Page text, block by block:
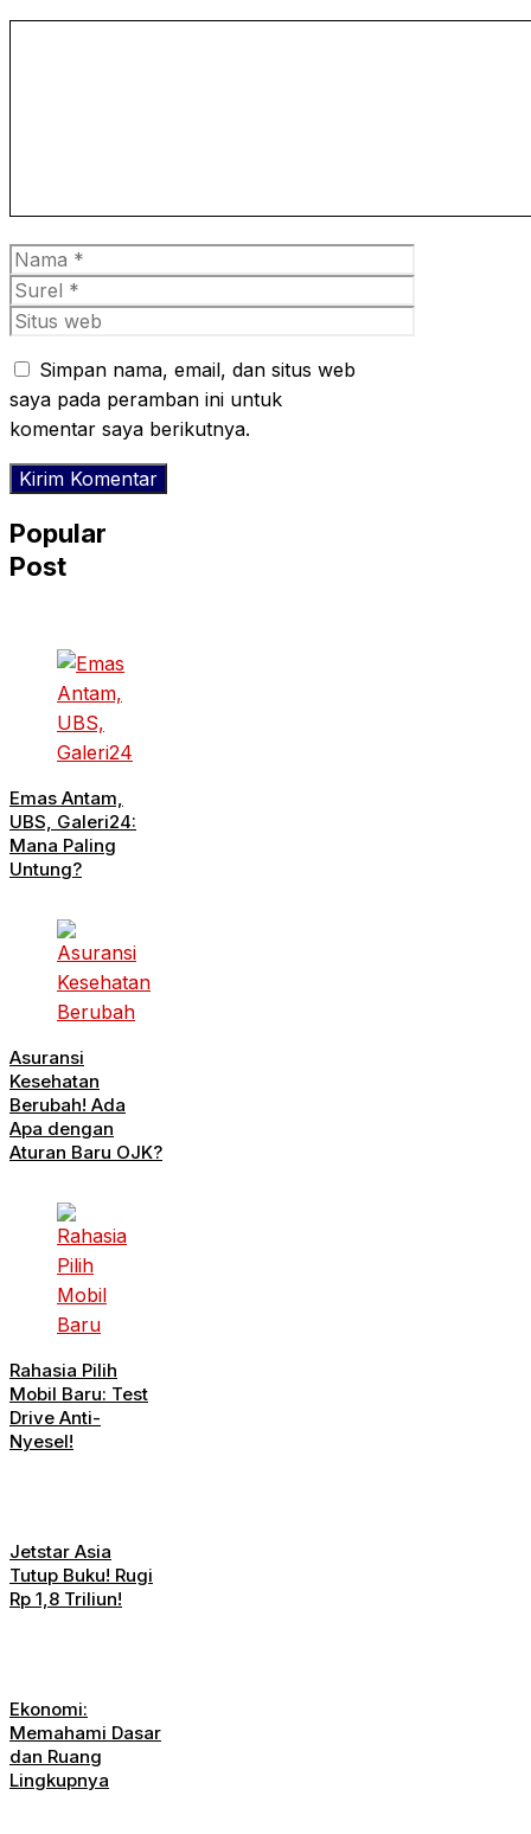
Nama
Surel
Situs
Simpan nama, email, dan situs web
saya pada peramban ini untuk
komentar saya berikutnya.
Popular
Post
Emas Antam,
UBS, Galeri24:
Mana Paling
Untung?
Asuransi
Kesehatan
Berubah! Ada
Apa dengan
Aturan Baru OJK?
Rahasia Pilih
Mobil Baru: Test
Drive Anti-
Nyesel!
Jetstar Asia
Tutup Buku! Rugi
Rp 1,8 Triliun!
Ekonomi:
Memahami Dasar
dan Ruang
Lingkupnya